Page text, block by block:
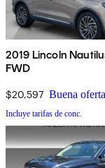
2019 Lincoln
FWD
$20,597 Buena oferta
Incluye tarifas de conc.